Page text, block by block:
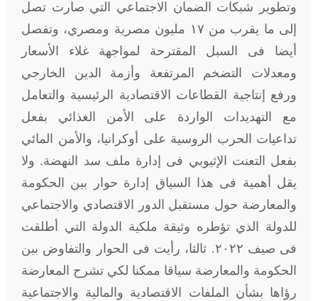
وتطوير شبكات الضمان الاجتماعي التي صارت تصل
إلى ما يقرب من ١٧ مليون مصرية ومصري، وتفصل
أيضا فى السبل المقترحة لمواجهة غلاء الأسعار
ومعدلات التضخم المرتفعة وأزمة الدين الخارجي
ورفع إنتاجية القطاعات الاقتصادية الرئيسية والتعامل
مع التهديدات الواردة على الأمن الغذائي بفعل
تداعيات الحرب الروسية على أوكرانيا، والأمن المائي
بفعل التعنت الإثيوبي فى إدارة ملف سد النهضة. ولا
يقل أهمية فى هذا السياق إدارة حوار بين الحكومة
والمعارضة حول مستقبل الدور الاقتصادي والاجتماعي
للدولة الذي تؤطره وثيقة ملكية الدولة التي أطلقت
فى صيف ٢٠٢٢. ثالثا، رأيت فى الحوار والتفاوض بين
الحكومة والمعارضة سياقا ممكنا لكي تشرح المعارضة
رؤاها بشأن الملفات الاقتصادية والمالية والاجتماعية